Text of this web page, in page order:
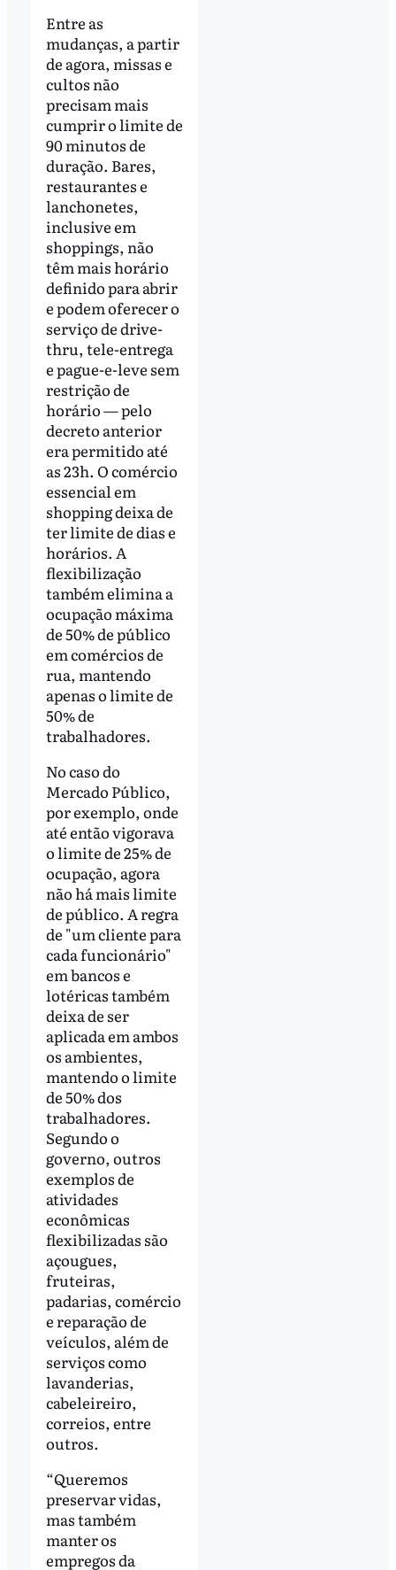
Entre as
mudanças, a partir
de agora, missas e
cultos não
precisam mais
cumprir o limite de
90 minutos de
duração. Bares,
restaurantes e
lanchonetes,
inclusive em
shoppings, não
têm mais horário
definido para abrir
e podem oferecer o
serviço de drive-
thru, tele-entrega
e pague-e-leve sem
restrição de
horário — pelo
decreto anterior
era permitido até
as 23h. O comércio
essencial em
shopping deixa de
ter limite de dias e
horários. A
flexibilização
também elimina a
ocupação máxima
de 50% de público
em comércios de
rua, mantendo
apenas o limite de
50% de
trabalhadores.
No caso do
Mercado Público,
por exemplo, onde
até então vigorava
o limite de 25% de
ocupação, agora
não há mais limite
de público. A regra
de "um cliente para
cada funcionário"
em bancos e
lotéricas também
deixa de ser
aplicada em ambos
os ambientes,
mantendo o limite
de 50% dos
trabalhadores.
Segundo o
governo, outros
exemplos de
atividades
econômicas
flexibilizadas são
açougues,
fruteiras,
padarias, comércio
e reparação de
veículos, além de
serviços como
lavanderias,
cabeleireiro,
correios, entre
outros.
“Queremos
preservar vidas,
mas também
manter os
empregos da